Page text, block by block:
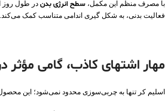
با مصرف منظم این مکمل، سطح انرژی بدن در طول روز
فعالیت بدنی، به شکل‌ گیری اندامی متناسب کمک می‌کند.
مهار اشتهای کاذب، گامی مؤثر
اسلیم کر تنها به چربی‌سوزی محدود نمی‌شود؛ این